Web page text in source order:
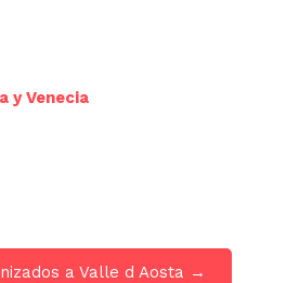
y Venecia
a Valle d Aosta →